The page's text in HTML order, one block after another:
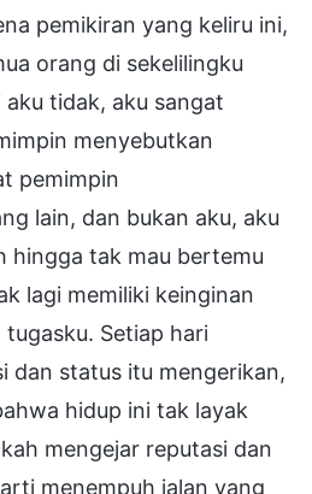
pemikiran yang keliru ini,
orang di sekelilingku
tidak, aku sangat
menyebutkan
pemimpin
lain, dan bukan aku, aku
hingga tak mau bertemu
lagi memiliki keinginan
Setiap hari
dan status itu mengerikan,
hidup ini tak layak
mengejar reputasi dan
menempuh jalan yang